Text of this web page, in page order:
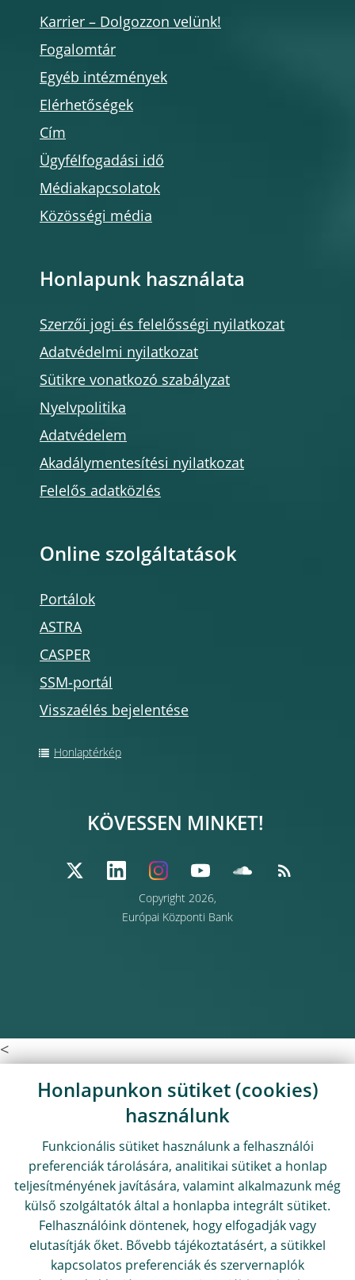
Karrier – Dolgozzon velünk!
Fogalomtár
Egyéb intézmények
Elérhetőségek
Cím
Ügyfélfogadási idő
Médiakapcsolatok
Közösségi média
Honlapunk használata
Szerzői jogi és felelősségi nyilatkozat
Adatvédelmi nyilatkozat
Sütikre vonatkozó szabályzat
Nyelvpolitika
Adatvédelem
Akadálymentesítési nyilatkozat
Felelős adatközlés
Online szolgáltatások
Portálok
ASTRA
CASPER
SSM-portál
Visszaélés bejelentése
Honlaptérkép
Copyright 2026,
Európai Központi Bank
KÖVESSEN MINKET!
<
Honlapunkon sütiket (cookies)
használunk
Funkcionális sütiket használunk a felhasználói
preferenciák tárolására, analitikai sütiket a honlap
teljesítményének javítására, valamint alkalmazunk még
külső szolgáltatók által a honlapba integrált sütiket.
Felhasználóink döntenek, hogy elfogadják vagy
elutasítják őket. Bővebb tájékoztatásért, a sütikkel
kapcsolatos preferenciák és szervernaplók